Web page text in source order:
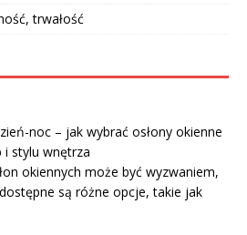
trwałość
noc – jak wybrać osłony okienne
stylu wnętrza
okiennych może być wyzwaniem,
są różne opcje, takie jak